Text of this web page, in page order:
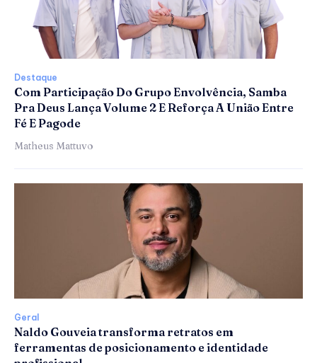
Destaque
Com Participação Do Grupo Envolvência, Samba
Pra Deus Lança Volume 2 E Reforça A União Entre
Fé E Pagode
Matheus Mattuvo
Geral
Naldo Gouveia transforma retratos em
ferramentas de posicionamento e identidade